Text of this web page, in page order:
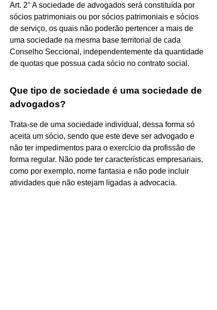
Art. 2° A sociedade de advogados será constituída por
sócios patrimoniais ou por sócios patrimoniais e sócios
de serviço, os quais não poderão pertencer a mais de
uma sociedade na mesma base territorial de cada
Conselho Seccional, independentemente da quantidade
de quotas que possua cada sócio no contrato social.
Que tipo de sociedade é uma sociedade de
advogados?
Trata-se de uma sociedade individual, dessa forma só
aceita um sócio, sendo que este deve ser advogado e
não ter impedimentos para o exercício da profissão de
forma regular. Não pode ter características empresariais,
como por exemplo, nome fantasia e não pode incluir
atividades que não estejam ligadas a advocacia.